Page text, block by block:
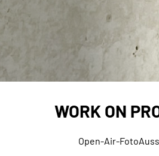
WORK ON
Open-Air-